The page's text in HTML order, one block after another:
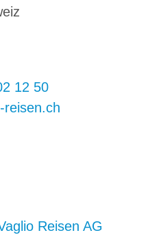
12 50
reisen.ch
Reisen AG